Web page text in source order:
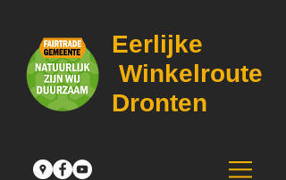
Eerlijke
Winkelroute
Dronten